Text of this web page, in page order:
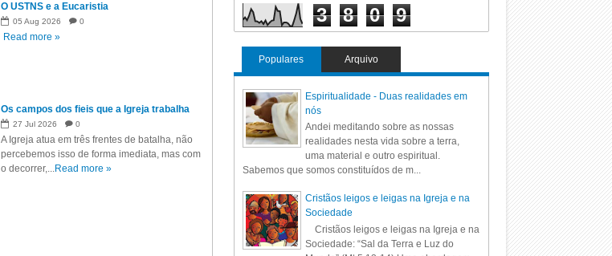
O USTNS e a Eucaristia
05 Aug 2026 0
Read more »
Os campos dos fieis que a Igreja trabalha
27 Jul 2026 0
A Igreja atua em três frentes de batalha, não
percebemos isso de forma imediata, mas com
o decorrer,...Read more »
3 8 0 9
Populares Arquivo
Espiritualidade - Duas realidades em
nós
Andei meditando sobre as nossas
realidades nesta vida sobre a terra,
uma material e outro espiritual.
Sabemos que somos constituídos de m...
Cristãos leigos e leigas na Igreja e na
Sociedade
Cristãos leigos e leigas na Igreja e na
Sociedade: “Sal da Terra e Luz do